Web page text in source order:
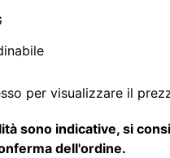
per visualizzare il
sono indicative, si
dell'ordine.